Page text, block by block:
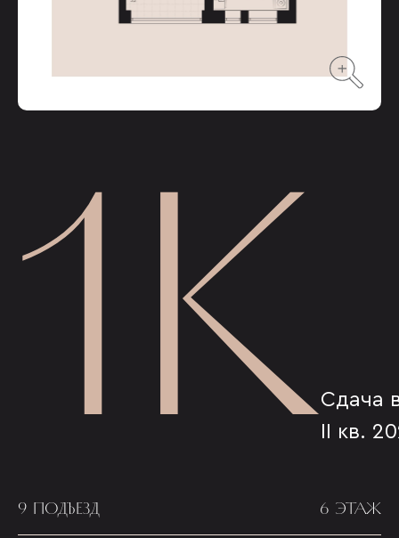
1КСдача
II кв.
9 ПОДЪЕЗД 6 ЭТАЖ